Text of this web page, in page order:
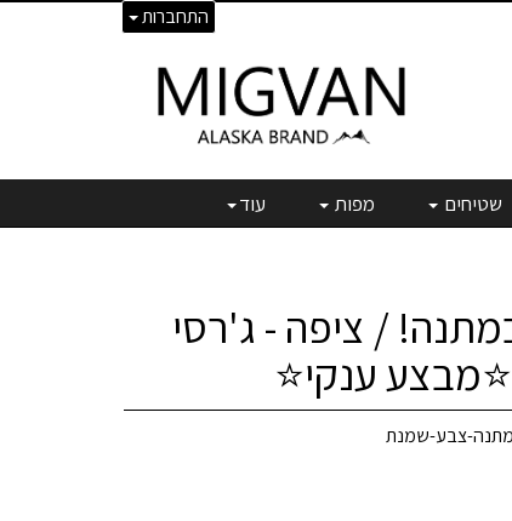
התחברות
שטיחים מפות עוד
/ ציפה - ג'רסי
ענקי⭐
מתנה-צבע-שמנת